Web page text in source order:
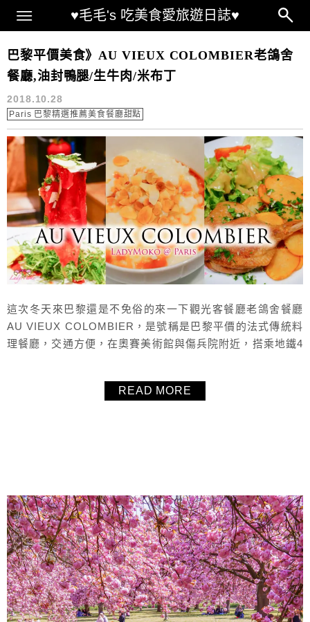
♥毛毛's 吃美食愛旅遊日誌♥
Main Menu
油封鴨腿
巴黎平價美食》AU VIEUX COLOMBIER老鴿舍
餐廳,油封鴨腿/生牛肉/米布丁
2018.10.28
Paris 巴黎精選推薦美食餐廳甜點
這次冬天來巴黎還是不免俗的來一下觀光客餐廳老鴿舍餐廳
AU VIEUX COLOMBIER，是號稱是巴黎平價的法式傳統料
理餐廳，交通方便，在奧賽美術館與傷兵院附近，搭乘地鐵4
理又不想噴太多錢的話，老鴿舍餐廳AU VIEUX
READ MORE
About